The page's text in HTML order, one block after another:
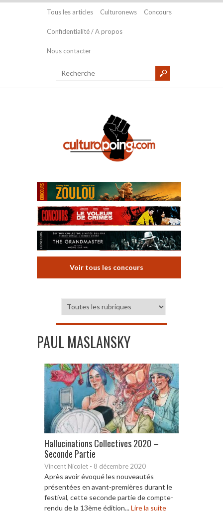
Tous les articles Culturonews Concours
Confidentialité / A propos
Nous contacter
Voir tous les concours
PAUL MASLANSKY
Hallucinations Collectives 2020 –
Seconde Partie
Vincent Nicolet - 8 décembre 2020
Après avoir évoqué les nouveautés
présentées en avant-premières durant le
festival, cette seconde partie de compte-
rendu de la 13ème édition...Lire la suite